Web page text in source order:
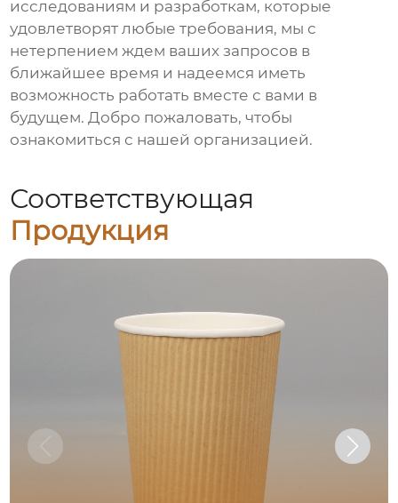
исследованиям и разработкам, которые
удовлетворят любые требования, мы с
нетерпением ждем ваших запросов в
ближайшее время и надеемся иметь
возможность работать вместе с вами в
будущем. Добро пожаловать, чтобы
ознакомиться с нашей организацией.
Соответствующая
Продукция